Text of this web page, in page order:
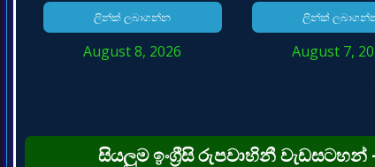
ලින්ක් ලබාගන්න
August 8, 2026
ලින්ක්
August 7,
සියලුම ඉංග්‍රීසි රුපවාහිනී වැඩසටහන්